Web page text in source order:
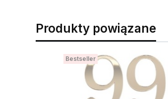
Produkty powiązane
Bestseller